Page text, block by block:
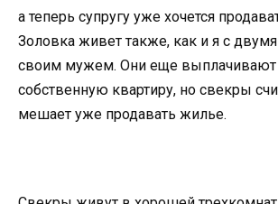
а теперь супругу уже хочется
Золовка живет также, как и я с
своим мужем. Они еще выплачивают
собственную квартиру, но свекры
мешает уже продавать жилье.